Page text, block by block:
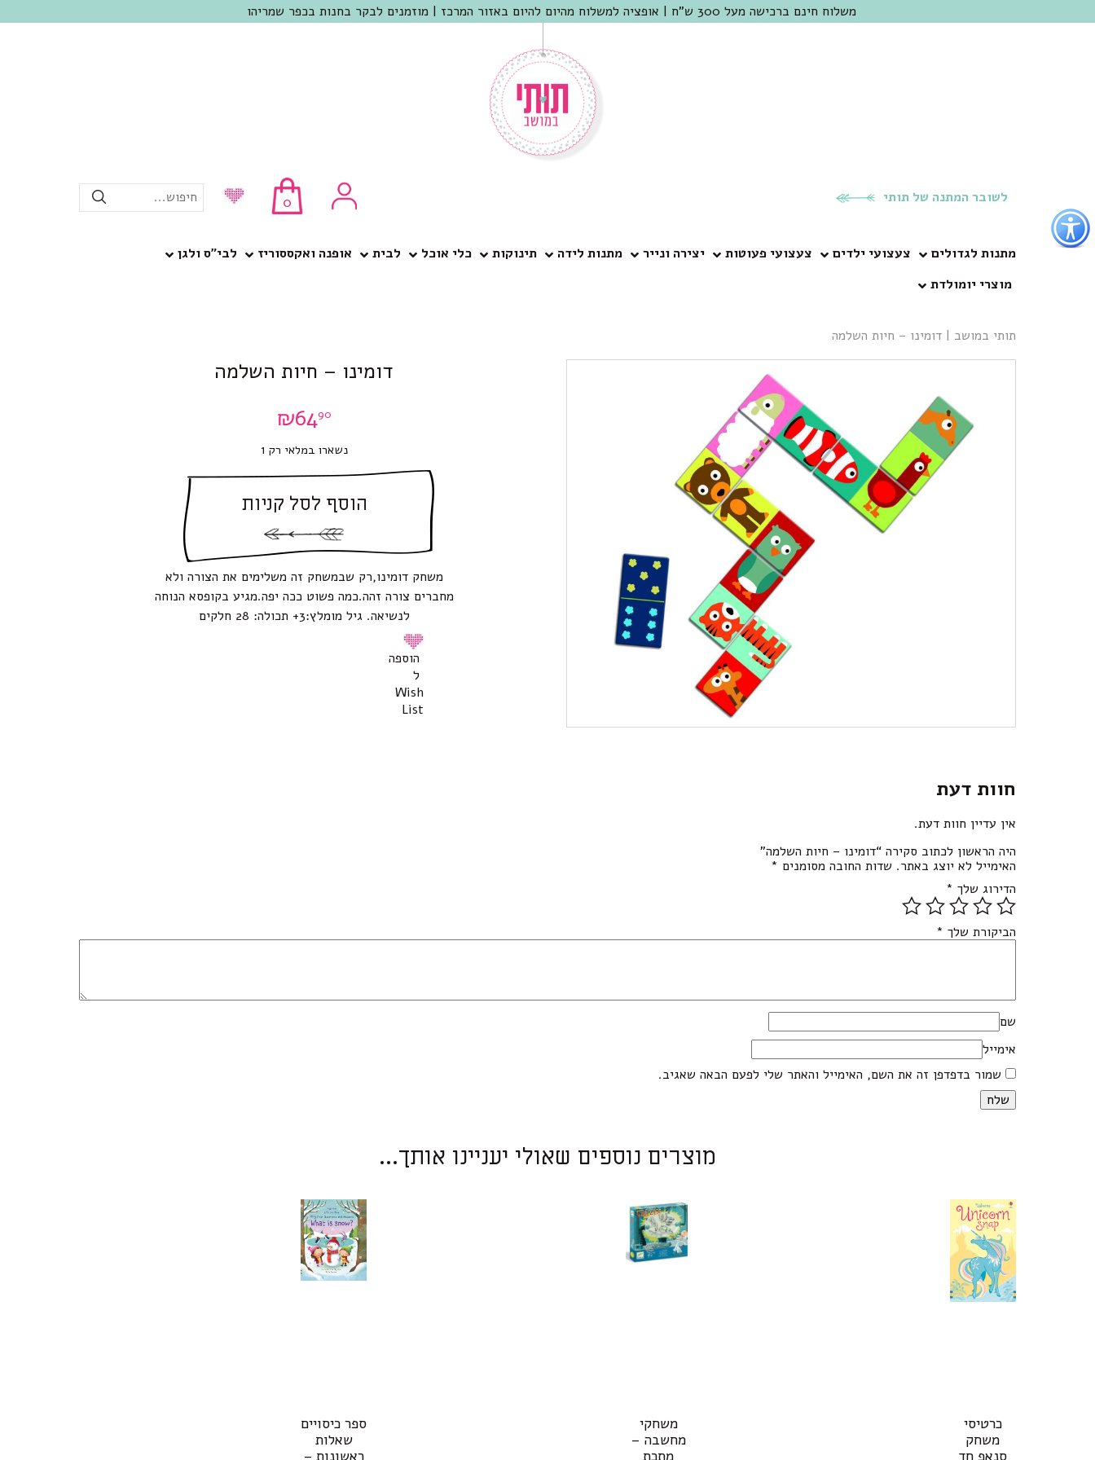
כפתור
לפתיחת
תפריט
נגישות
משלוח חינם ברכישה מעל 300 ש"ח | אופציה למשלוח מהיום להיום באזור המרכז | מוזמנים לבקר בחנות בכפר שמריהו
לשובר המתנה של תותי 0 חיפוש...
מתנות לגדולים צעצועי ילדים צעצועי פעוטות יצירה ונייר מתנות לידה תינוקות כלי אוכל לבית אופנה ואקססוריז
לבי”ס ולגן
מוצרי יומולדת
תותי במושב | דומינו – חיות השלמה
דומינו – חיות השלמה
₪6490
נשארו במלאי רק 1
הוסף לסל קניות
משחק דומינו,רק שבמשחק זה משלימים את הצורה ולא
מחברים צורה זהה.כמה פשוט ככה יפה.מגיע בקופסא הנוחה
לנשיאה. גיל מומלץ:3+ תכולה: 28 חלקים
הוספה
ל
Wish
List
חוות דעת
אין עדיין חוות דעת.
היה הראשון לכתוב סקירה “דומינו – חיות השלמה”
האימייל לא יוצג באתר. שדות החובה מסומנים *
הדירוג שלך *
הביקורת שלך *
שם
אימייל
שמור בדפדפן זה את השם, האימייל והאתר שלי לפעם הבאה שאגיב.
מוצרים נוספים שאולי יעניינו אותך...
כרטיסי
משחק
סנאפ חד
משחקי
מחשבה –
מתכת
ספר כיסויים
שאלות
ראשונות –